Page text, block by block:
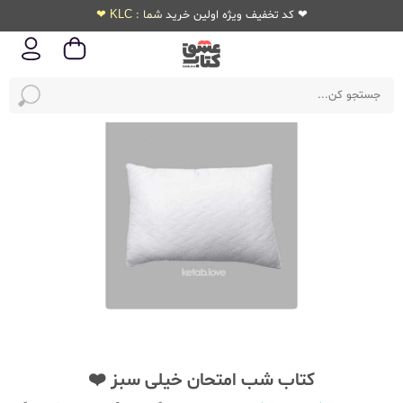
❤ کد تخفیف ویژه اولین خرید شما : KLC ❤
کتاب شب امتحان خیلی سبز ❤️